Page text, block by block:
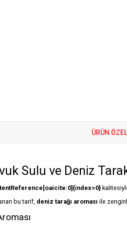
ÜRÜN
Sulu ve Deniz
bu tarif, deniz tarağı aroması ile